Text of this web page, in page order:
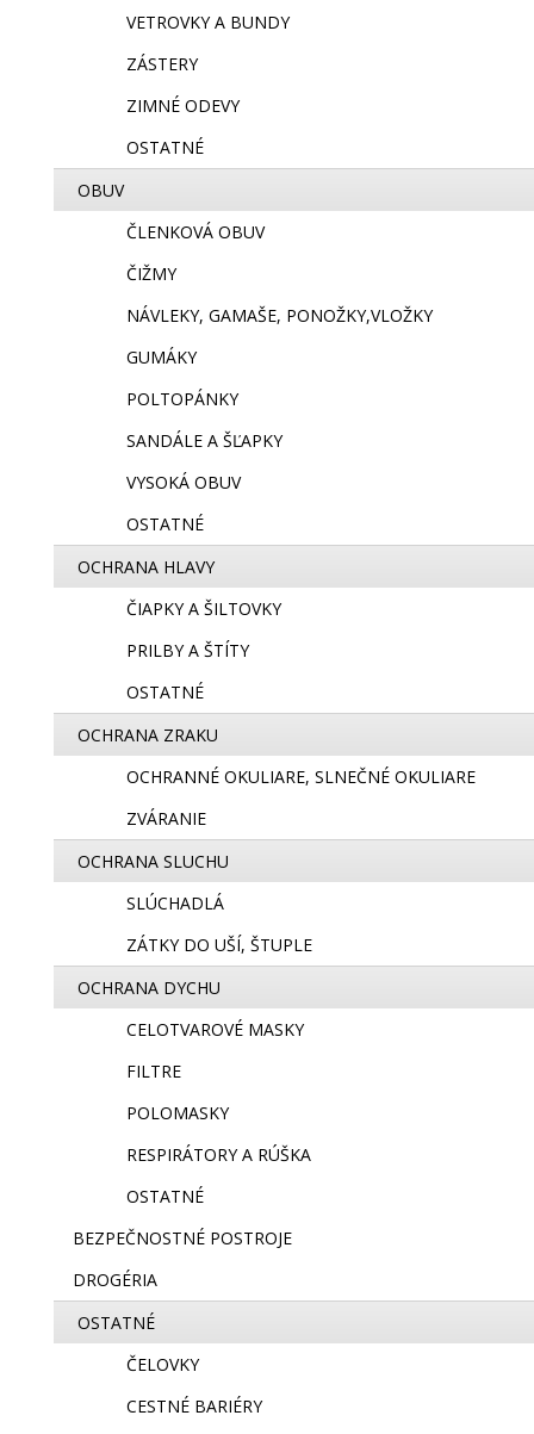
VETROVKY A BUNDY
ZÁSTERY
ZIMNÉ ODEVY
OSTATNÉ
OBUV
ČLENKOVÁ OBUV
ČIŽMY
NÁVLEKY, GAMAŠE, PONOŽKY,VLOŽKY
GUMÁKY
POLTOPÁNKY
SANDÁLE A ŠĽAPKY
VYSOKÁ OBUV
OSTATNÉ
OCHRANA HLAVY
ČIAPKY A ŠILTOVKY
PRILBY A ŠTÍTY
OSTATNÉ
OCHRANA ZRAKU
OCHRANNÉ OKULIARE, SLNEČNÉ OKULIARE
ZVÁRANIE
OCHRANA SLUCHU
SLÚCHADLÁ
ZÁTKY DO UŠÍ, ŠTUPLE
OCHRANA DYCHU
CELOTVAROVÉ MASKY
FILTRE
POLOMASKY
RESPIRÁTORY A RÚŠKA
OSTATNÉ
BEZPEČNOSTNÉ POSTROJE
DROGÉRIA
OSTATNÉ
ČELOVKY
CESTNÉ BARIÉRY